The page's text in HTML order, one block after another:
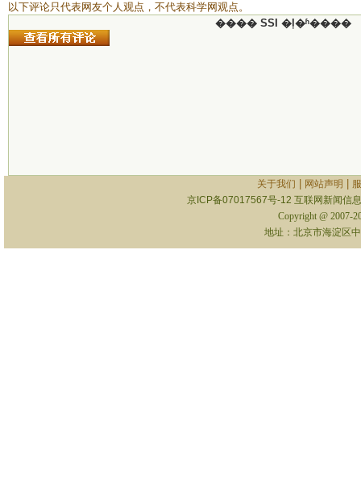
以下评论只代表网友个人观点，不代表科学网观点。
���� SSI �ļ�ʱ����
关于我们 网站声明
京ICP备07017567号-12 互联网新闻信
Copyright @ 2007-
地址：北京市海淀区